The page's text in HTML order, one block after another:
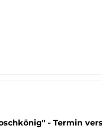
- Termin